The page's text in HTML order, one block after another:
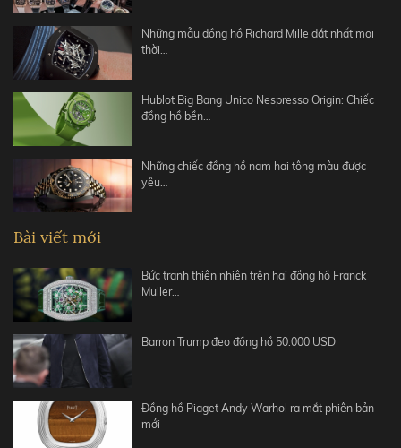
Những mẫu đồng hồ Richard Mille đắt nhất mọi
thời…
Hublot Big Bang Unico Nespresso Origin: Chiếc
đồng hồ bền…
Những chiếc đồng hồ nam hai tông màu được
yêu…
Bài viết mới
Bức tranh thiên nhiên trên hai đồng hồ Franck
Muller…
Barron Trump đeo đồng hồ 50.000 USD
Đồng hồ Piaget Andy Warhol ra mắt phiên bản
mới